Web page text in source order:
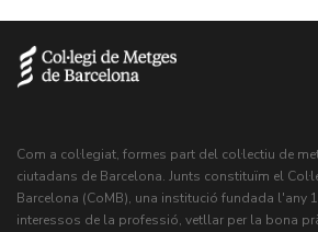
Com a col·legiat, formes part del col·lectiu de
ciutadans de Barcelona. Junts constituïm el
Barcelona (CoMB), una institució fundada l'any
interessos de la professió, vetllar per la bona